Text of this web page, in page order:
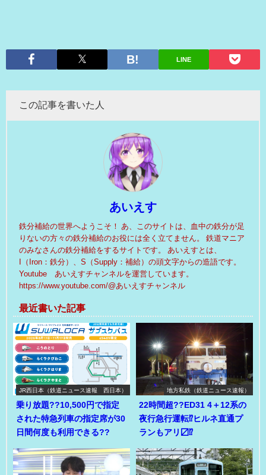
LINE
この記事を書いた人
あいえす
鉄分補給の世界へようこそ！ あ、このサイトは、血中の鉄分が足
りないの方々の鉄分補給のお役には全く立てません。 鉄道マニア
のみなさんの鉄分補給をするサイトです。 あいえすとは、
I（Iron：鉄分）、S（Supply：補給）の頭文字からの造語です。
Youtube あいえすチャンネルを運営しています。
https://www.youtube.com/@あいえすチャンネル
最近書いた記事
JR西日本（鉄道ニュース速報 西日本）
乗り放題??10,500円で指定
された特急列車の指定席が30
日間何度も利用できる??
地方私鉄（鉄道ニュース速報）
22時間超??ED31 4＋12系の
夜行急行運転⁉ヒルネ直通プ
ランもアリ〼⁉